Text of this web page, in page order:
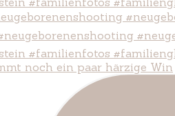
noch ein paar härzige Win